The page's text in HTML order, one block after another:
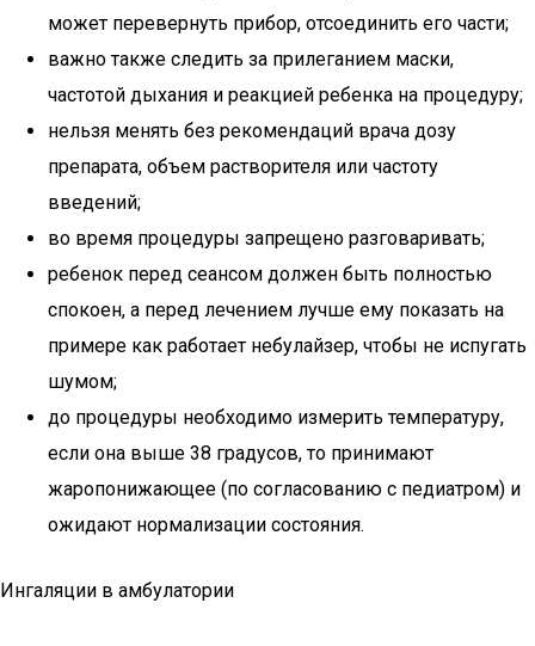
может перевернуть прибор, отсоединить его части;
важно также следить за прилеганием маски,
частотой дыхания и реакцией ребенка на процедуру;
нельзя менять без рекомендаций врача дозу
препарата, объем растворителя или частоту
введений;
во время процедуры запрещено разговаривать;
ребенок перед сеансом должен быть полностью
спокоен, а перед лечением лучше ему показать на
примере как работает небулайзер, чтобы не испугать
шумом;
до процедуры необходимо измерить температуру,
если она выше 38 градусов, то принимают
жаропонижающее (по согласованию с педиатром) и
ожидают нормализации состояния.
Ингаляции в амбулатории